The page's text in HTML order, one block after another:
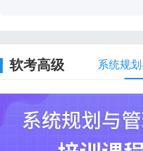
软考高级 系统规